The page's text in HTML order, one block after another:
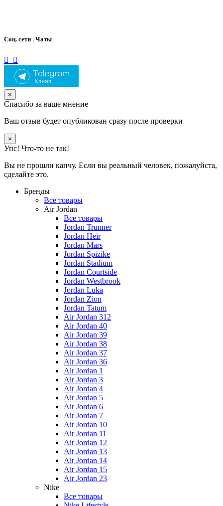
Соц. сети | Чаты
×
Спасибо за ваше мнение
Ваш отзыв будет опубликован сразу после проверки
×
Упс! Что-то не так!
Вы не прошли капчу. Если вы реальный человек, пожалуйста,
сделайте это.
Бренды
Все товары
Air Jordan
Все товары
Jordan Trunner
Jordan Heir
Jordan Mars
Jordan Spizike
Jordan Stadium
Jordan Courtside
Jordan Westbrook
Jordan Luka
Jordan Zion
Jordan Tatum
Air Jordan 312
Air Jordan 40
Air Jordan 39
Air Jordan 38
Air Jordan 37
Air Jordan 36
Air Jordan 1
Air Jordan 3
Air Jordan 4
Air Jordan 5
Air Jordan 6
Air Jordan 7
Air Jordan 10
Air Jordan 11
Air Jordan 12
Air Jordan 13
Air Jordan 14
Air Jordan 15
Air Jordan 23
Nike
Все товары